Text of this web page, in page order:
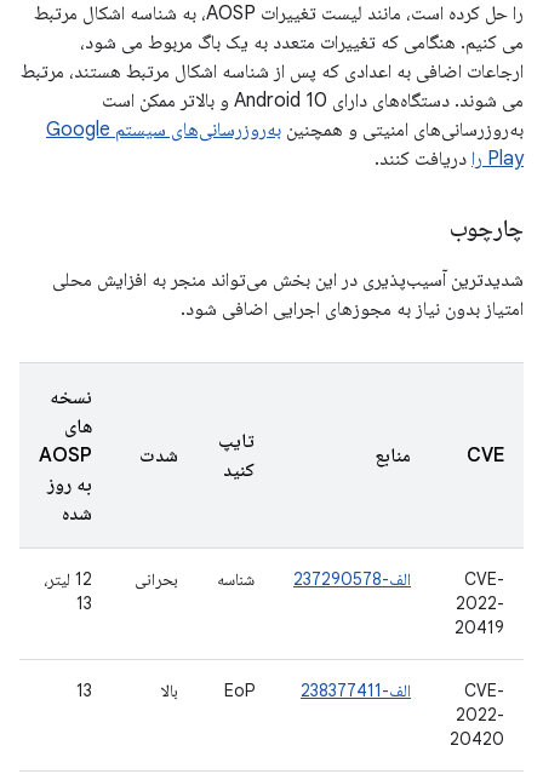
را حل کرده است، مانند لیست تغییرات AOSP، به شناسه اشکال مرتبط
می کنیم. هنگامی که تغییرات متعدد به یک باگ مربوط می شود،
ارجاعات اضافی به اعدادی که پس از شناسه اشکال مرتبط هستند، مرتبط
می شوند. دستگاه‌های دارای Android 10 و بالاتر ممکن است
به‌روزرسانی‌های امنیتی و همچنین
به‌روزرسانی‌های سیستم Google
Play را
دریافت کنند.
چارچوب
شدیدترین آسیب‌پذیری در این بخش می‌تواند منجر به افزایش محلی
امتیاز بدون نیاز به مجوزهای اجرایی اضافی شود.
CVE منابع
تایپ
کنید
شدت
نسخه
های
AOSP
به روز
شده
CVE-
2022-
20419
الف-237290578 شناسه بحرانی
12 لیتر،
13
CVE-
2022-
20420
الف-238377411 EoP بالا 13